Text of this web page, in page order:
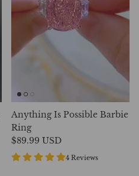
Anything Is Possible Barbie
Ring
$89.99 USD
4 Reviews